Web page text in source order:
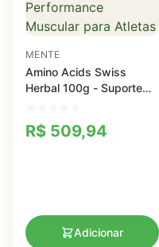
MENTE
Amino Acids Swiss
Herbal 100g - Suporte
para Atletas
R$ 509,94
Adicionar